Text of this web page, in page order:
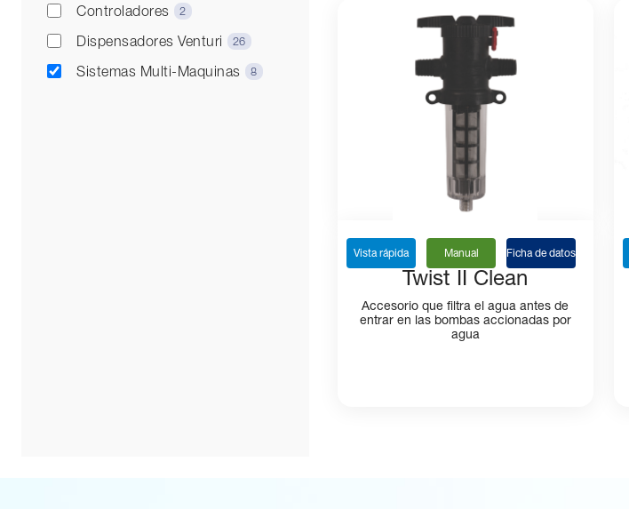
Controladores 2
Dispensadores Venturi 26
Sistemas Multi-Maquinas 8
Vista rápida Manual Ficha de datos
Twist II Clean
Accesorio que filtra el agua antes de
entrar en las bombas accionadas por
agua